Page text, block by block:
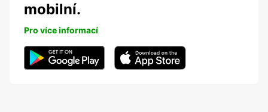
mobilní.
Pro více informací